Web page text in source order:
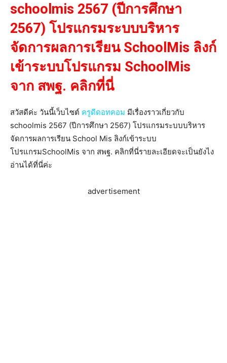
schoolmis 2567 (ปีการศึกษา
2567) โปรแกรมระบบบริหาร
จัดการผลการเรียน SchoolMis ลิงก์
เข้าระบบโปรแกรม SchoolMis
จาก สพฐ. คลิกที่นี่
สวัสดีค่ะ วันนี้เว็บไซต์ ครูดีดอทคอม มีเรื่องราวเกี่ยวกับ
schoolmis 2567 (ปีการศึกษา 2567) โปรแกรมระบบบริหาร
จัดการผลการเรียน School Mis ลิงก์เข้าระบบ
โปรแกรมSchoolMis จาก สพฐ. คลิกที่นี่รายละเอียดจะเป็นยังไง
อ่านได้ที่นี่ค่ะ
advertisement